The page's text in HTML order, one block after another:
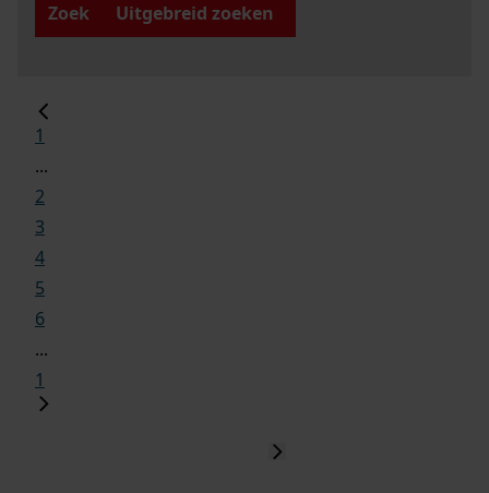
Zoek
Uitgebreid zoeken
1
...
2
3
4
5
6
...
1